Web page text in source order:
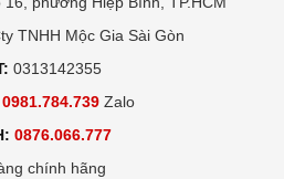
TNHH Mộc Gia Sài Gòn
0313142355
0981.784.739 Zalo
0876.066.777
chính hãng